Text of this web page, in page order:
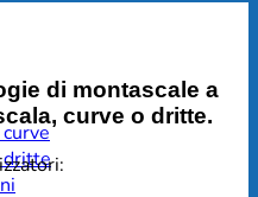
dritte
di montascale a
, curve o dritte.